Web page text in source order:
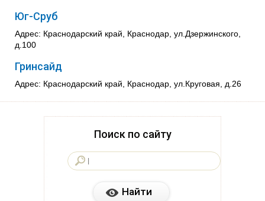
Юг-Сруб
Адрес: Краснодарский край, Краснодар, ул.Дзержинского,
д.100
Гринсайд
Адрес: Краснодарский край, Краснодар, ул.Круговая, д.26
Поиск по сайту